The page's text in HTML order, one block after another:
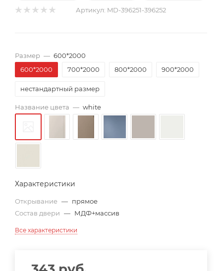
Артикул: MD-396251-396252
Размер — 600*2000
600*2000
700*2000 800*2000 900*2000
нестандартный размер
Название цвета — white
Характеристики
Открывание — прямое
Состав двери — МДФ+массив
Все характеристики